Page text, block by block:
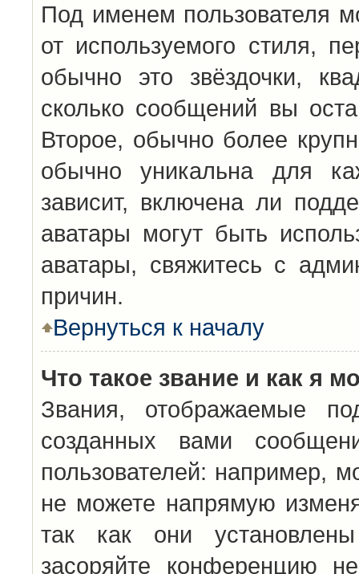
Под именем пользователя
от используемого стиля,
обычно это звёздочки,
сколько сообщений вы
Второе, обычно более
обычно уникальна для
зависит, включена ли
аватары могут быть
аватары, свяжитесь с
причин.
Вернуться к началу
Что такое звание и как я
Звания, отображаемые
созданных вами
пользователей: например,
не можете напрямую
так как они
засоряйте конференцию